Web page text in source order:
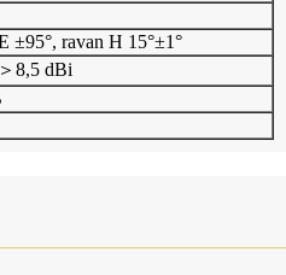
±95°, ravan H 15°±1°
8,5 dBi